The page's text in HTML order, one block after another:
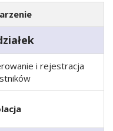
i rejestracja